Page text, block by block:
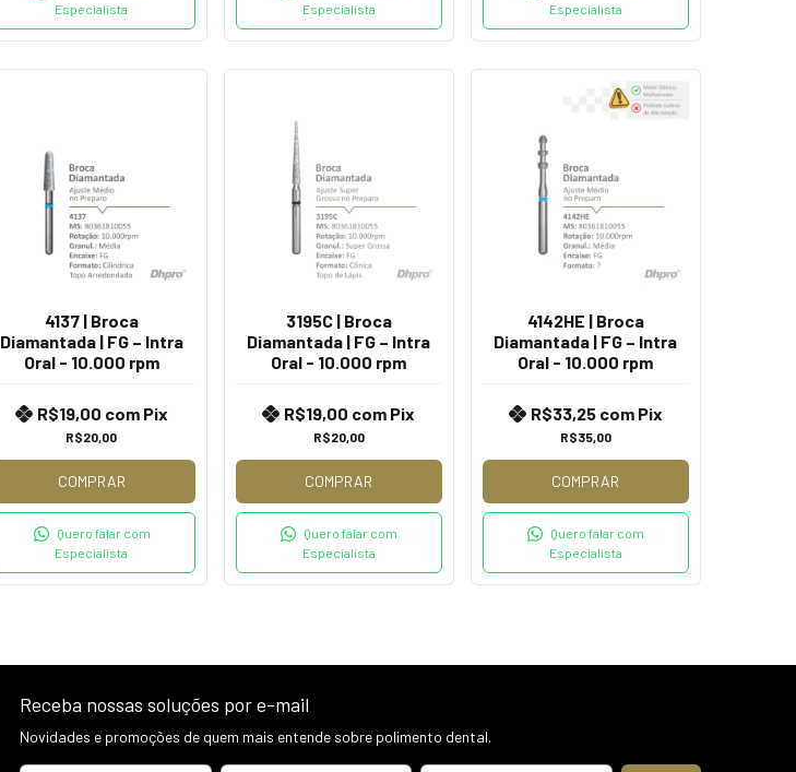
Especialista
Especialista
Especialista
4137 | Broca
Diamantada | FG – Intra
Oral - 10.000 rpm
R$20,00
R$19,00 com Pix
COMPRAR
Quero falar com
Especialista
3195C | Broca
Diamantada | FG – Intra
Oral - 10.000 rpm
R$20,00
R$19,00 com Pix
COMPRAR
Quero falar com
Especialista
4142HE | Broca
Diamantada | FG – Intra
Oral - 10.000 rpm
R$35,00
R$33,25 com Pix
COMPRAR
Quero falar com
Especialista
Receba nossas soluções por e-mail
Novidades e promoções de quem mais entende sobre polimento dental.